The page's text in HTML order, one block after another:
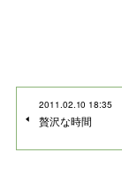
2011.02.10 18:35
贅沢な時間